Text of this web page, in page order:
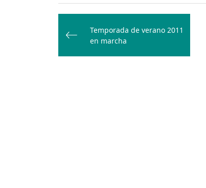
Bidalketetan
zehar
nabigatu
Temporada de verano 2011
en marcha